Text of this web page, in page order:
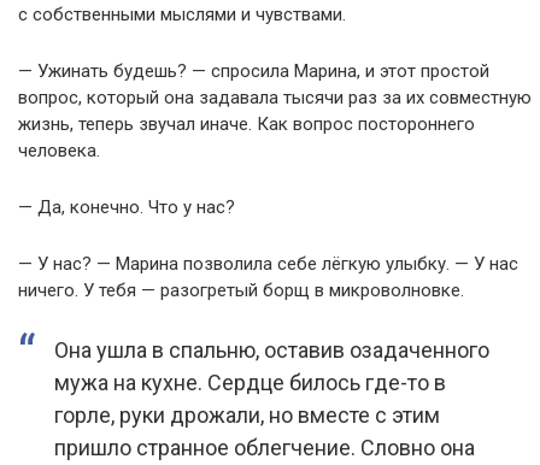
с собственными мыслями и чувствами.
— Ужинать будешь? — спросила Марина, и этот простой
вопрос, который она задавала тысячи раз за их совместную
жизнь, теперь звучал иначе. Как вопрос постороннего
человека.
— Да, конечно. Что у нас?
— У нас? — Марина позволила себе лёгкую улыбку. — У нас
ничего. У тебя — разогретый борщ в микроволновке.
Она ушла в спальню, оставив озадаченного
мужа на кухне. Сердце билось где-то в
горле, руки дрожали, но вместе с этим
пришло странное облегчение. Словно она